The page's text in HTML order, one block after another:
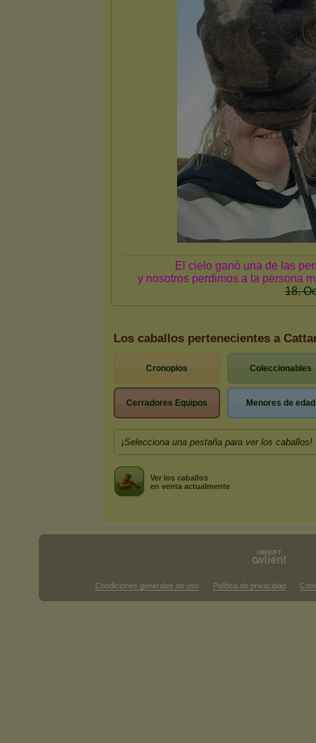
Los caballos pertenecientes a
Cronopios Coleccionables
Cerradores Equipos Menores de edad
¡Selecciona una pestaña para ver los caballos!
Ver los caballos
en venta actualmente
Condiciones generales de uso Política de privacidad